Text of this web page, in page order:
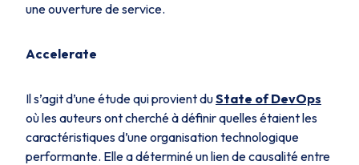
une ouverture de service.
Accelerate
Il s’agit d’une étude qui provient duState of DevOps
où les auteurs ont cherché à définir quelles étaient les
caractéristiques d’une organisation technologique
performante. Elle a déterminé un lien de causalité entre